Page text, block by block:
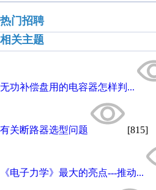
热门招聘
相关主题
无功补偿盘用的电容器怎样判...
有关断路器选型问题 [815]
《电子力学》最大的亮点---推动...